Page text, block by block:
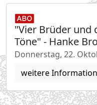
"Vier Brüder und
Töne" - Hanke
Donnerstag, 22.
weitere